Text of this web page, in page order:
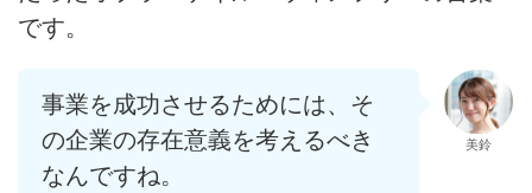
です。
事業を成功させるためには、そ
の企業の存在意義を考えるべき
なんですね。
美鈴